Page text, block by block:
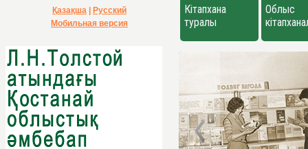
Қазақша
Русский
Мобильная версия
Кітапхана
туралы
Облыс